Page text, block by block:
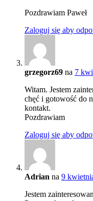
Pozdrawiam Paweł
Zaloguj się aby
grzegorz69 na 7
Witam. Jestem
chęć i gotowość do
kontakt.
Pozdrawiam
Zaloguj się aby
Adrian na 9
Jestem